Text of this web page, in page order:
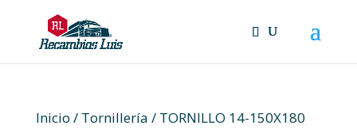
content
Inicio / Tornillería / TORNILLO 14-150X180